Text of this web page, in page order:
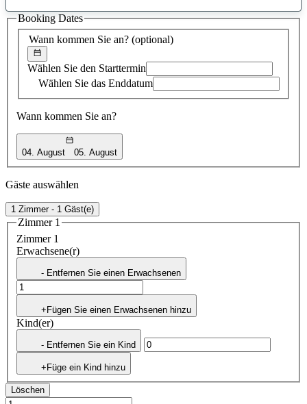
gefundener
Vorschlag
Wann kommen Sie an? (optional)
Wählen Sie den Starttermin
Wählen Sie das Enddatum
Wann kommen Sie an?
04. August 05. August
Booking Dates
Gäste auswählen
1 Zimmer - 1 Gäst(e)
Zimmer 1
Zimmer 1
Erwachsene(r)
- Entfernen Sie einen Erwachsenen
+Fügen Sie einen Erwachsenen hinzu
Kind(er)
- Entfernen Sie ein Kind
+Füge ein Kind hinzu
Löschen